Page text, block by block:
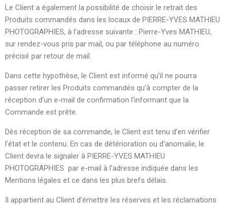
Le Client a également la possibilité de choisir le retrait des
Produits commandés dans les locaux de PIERRE-YVES MATHIEU
PHOTOGRAPHIES, à l’adresse suivante : Pierre-Yves MATHIEU,
sur rendez-vous pris par mail, ou par téléphone au numéro
précisé par retour de mail.
Dans cette hypothèse, le Client est informé qu’il ne pourra
passer retirer les Produits commandés qu’à compter de la
réception d’un e-mail de confirmation l’informant que la
Commande est prête.
Dès réception de sa commande, le Client est tenu d’en vérifier
l’état et le contenu. En cas de détérioration ou d’anomalie, le
Client devra le signaler à PIERRE-YVES MATHIEU
PHOTOGRAPHIES par e-mail à l’adresse indiquée dans les
Mentions légales et ce dans les plus brefs délais.
Il appartient au Client d’émettre les réserves et les réclamations